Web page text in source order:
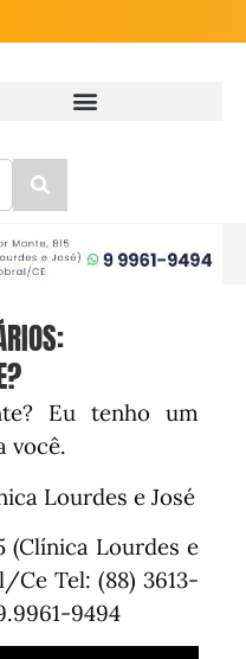
Eu tenho um
você.
Lourdes e José
(Clínica Lourdes e
Ce Tel: (88) 3613-
9494